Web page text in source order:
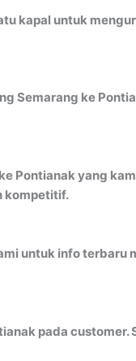
kapal untuk
Semarang ke
Pontianak yang
kompetitif.
untuk info terbaru
pada